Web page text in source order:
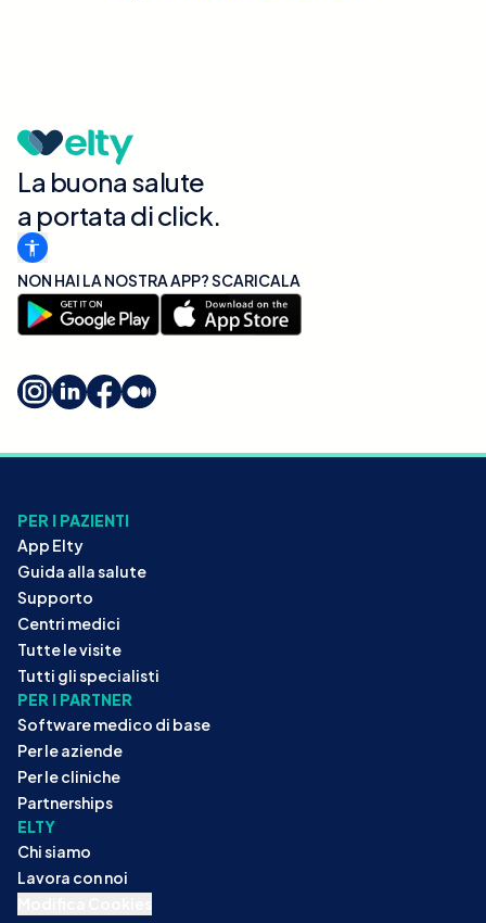
La buona salute
a portata di click.
NON HAI LA NOSTRA APP? SCARICALA
PER I PAZIENTI
App Elty
Guida alla salute
Supporto
Centri medici
Tutte le visite
Tutti gli specialisti
PER I PARTNER
Software medico di base
Per le aziende
Per le cliniche
Partnerships
ELTY
Chi siamo
Lavora con noi